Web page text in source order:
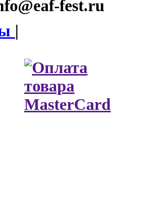
fest.ru